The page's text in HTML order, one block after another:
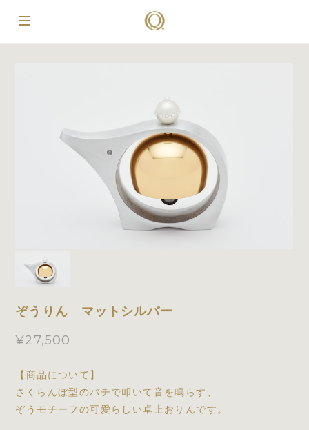
ぞうりん マットシルバー
¥27,500
【商品について】
さくらんぼ型のバチで叩いて音を鳴らす、
ぞうモチーフの可愛らしい卓上おりんです。